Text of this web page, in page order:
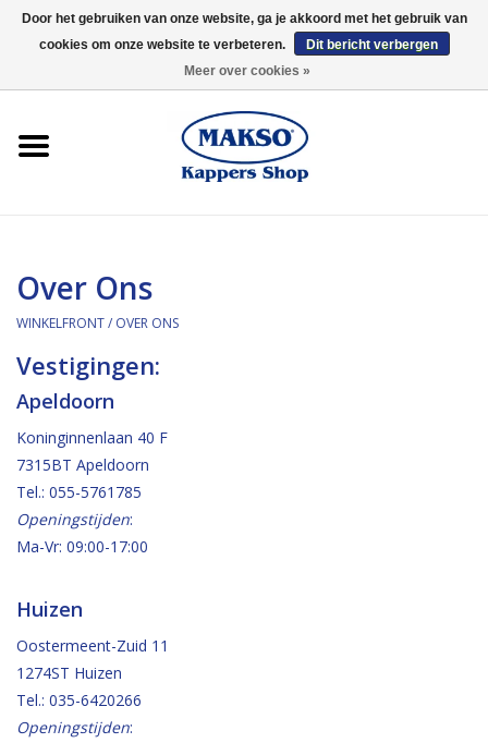
0 Artikelen - €0,00
Kaaral
Merken
Merken
Over Ons
WINKELFRONT/ OVER ONS
Vestigingen:
Apeldoorn
Koninginnenlaan 40 F
7315BT Apeldoorn
Tel.: 055-5761785
Openingstijden:
Ma-Vr: 09:00-17:00
Huizen
Oostermeent-Zuid 11
1274ST Huizen
Tel.: 035-6420266
Openingstijden:
Door het gebruiken van onze website, ga je akkoord met het gebruik van
cookies om onze website te verbeteren.
Dit bericht verbergen
Meer over cookies »